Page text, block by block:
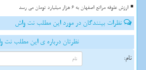
ارزش علوفه مراتع اصفهان به 6 هزار میلیارد تومان می رسد
نظرات بینندگان در مورد این مطلب نت واش
نظرتان درباره ی این مطلب نت
نام: